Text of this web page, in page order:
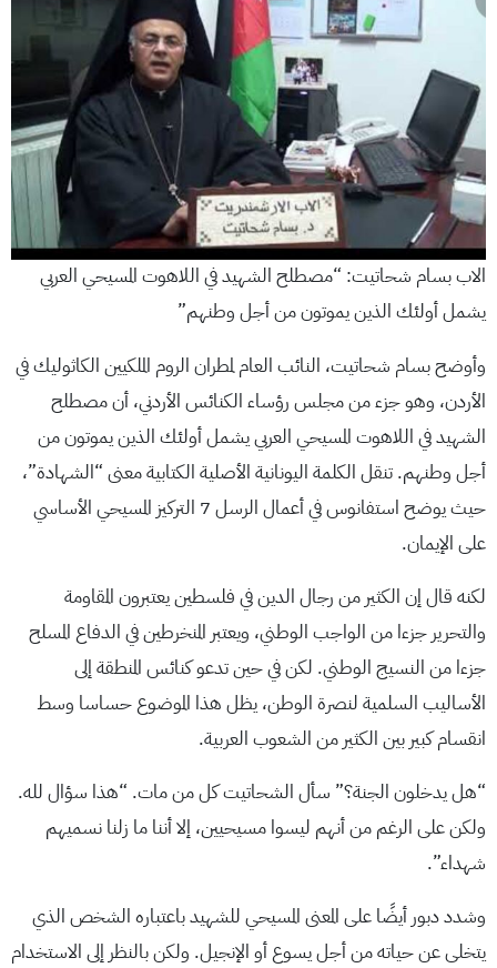
الاب بسام شحاتيت: “مصطلح الشهيد في اللاهوت المسيحي العربي
يشمل أولئك الذين يموتون من أجل وطنهم”
وأوضح بسام شحاتيت، النائب العام لمطران الروم الملكيين الكاثوليك في
الأردن، وهو جزء من مجلس رؤساء الكنائس الأردني، أن مصطلح
الشهيد في اللاهوت المسيحي العربي يشمل أولئك الذين يموتون من
أجل وطنهم. تنقل الكلمة اليونانية الأصلية الكتابية معنى “الشهادة”،
حيث يوضح استفانوس في أعمال الرسل 7 التركيز المسيحي الأساسي
على الإيمان.
لكنه قال إن الكثير من رجال الدين في فلسطين يعتبرون المقاومة
والتحرير جزءا من الواجب الوطني، ويعتبر المنخرطين في الدفاع المسلح
جزءا من النسيج الوطني. لكن في حين تدعو كنائس المنطقة إلى
الأساليب السلمية لنصرة الوطن، يظل هذا الموضوع حساسا وسط
انقسام كبير بين الكثير من الشعوب العربية.
“هل يدخلون الجنة؟” سأل الشحاتيت كل من مات. “هذا سؤال لله.
ولكن على الرغم من أنهم ليسوا مسيحيين، إلا أننا ما زلنا نسميهم
شهداء”.
وشدد دبور أيضًا على المعنى المسيحي للشهيد باعتباره الشخص الذي
يتخلى عن حياته من أجل يسوع أو الإنجيل. ولكن بالنظر إلى الاستخدام